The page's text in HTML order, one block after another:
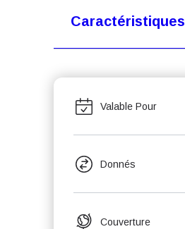
Caractéristiques
Valable Pour
Donnés
Couverture